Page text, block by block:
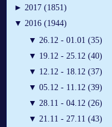
► 2017 (1851)
▼ 2016 (1944)
▼ 26.12 - 01.01 (35)
▼ 19.12 - 25.12 (40)
▼ 12.12 - 18.12 (37)
▼ 05.12 - 11.12 (39)
▼ 28.11 - 04.12 (26)
▼ 21.11 - 27.11 (43)